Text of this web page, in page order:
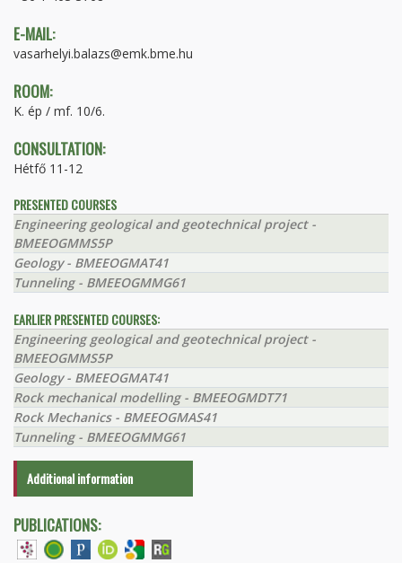
E-MAIL:
vasarhelyi.balazs@emk.bme.hu
ROOM:
K. ép / mf. 10/6.
CONSULTATION:
Hétfő 11-12
PRESENTED COURSES
Engineering geological and geotechnical project -
BMEEOGMMS5P
Geology - BMEEOGMAT41
Tunneling - BMEEOGMMG61
EARLIER PRESENTED COURSES:
Engineering geological and geotechnical project -
BMEEOGMMS5P
Geology - BMEEOGMAT41
Rock mechanical modelling - BMEEOGMDT71
Rock Mechanics - BMEEOGMAS41
Tunneling - BMEEOGMMG61
Additional information
PUBLICATIONS: